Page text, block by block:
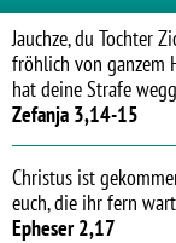
Jauchze, du Tochter
fröhlich von ganzem
hat deine Strafe
Zefanja 3,14-15
Christus ist
euch, die ihr fern
Epheser 2,17